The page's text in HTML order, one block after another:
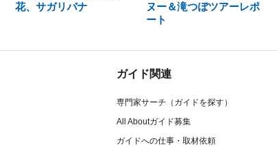
花、サガリバナ
ヌー＆滝つぼツアーレポ
ート
ガイド関連
専門家サーチ（ガイドを探す）
All Aboutガイド募集
ガイドへの仕事・取材依頼